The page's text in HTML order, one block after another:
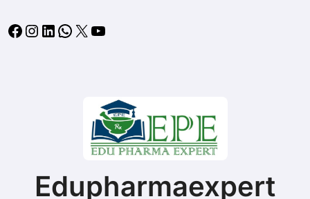
Facebook
Instagram
LinkedIn
WhatsApp
X YouTube
Edupharmaexpert